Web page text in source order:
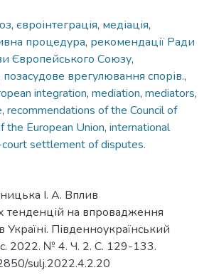
, євроінтеграція, медіація,
процедура, рекомендації Ради
Європейського Союзу,
позасудове врегулювання спорів.,
integration, mediation, mediators,
, recommendations of the Council of
the European Union, international
settlement of disputes.
І. А. Вплив
тенденцій на впровадження
в Україні. Південноукраїнський
2022. № 4. Ч. 2. С. 129-133.
sulj.2022.4.2.20